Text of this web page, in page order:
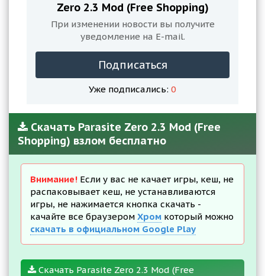
Zero 2.3 Mod (Free Shopping)
При изменении новости вы получите
уведомление на E-mail.
Подписаться
Уже подписались: 0
Скачать Parasite Zero 2.3 Mod (Free
Shopping) взлом бесплатно
Внимание! Если у вас не качает игры, кеш, не
распаковывает кеш, не устанавливаются
игры, не нажимается кнопка скачать -
качайте все браузером Хром который можно
скачать в официальном Google Play
Скачать Parasite Zero 2.3 Mod (Free